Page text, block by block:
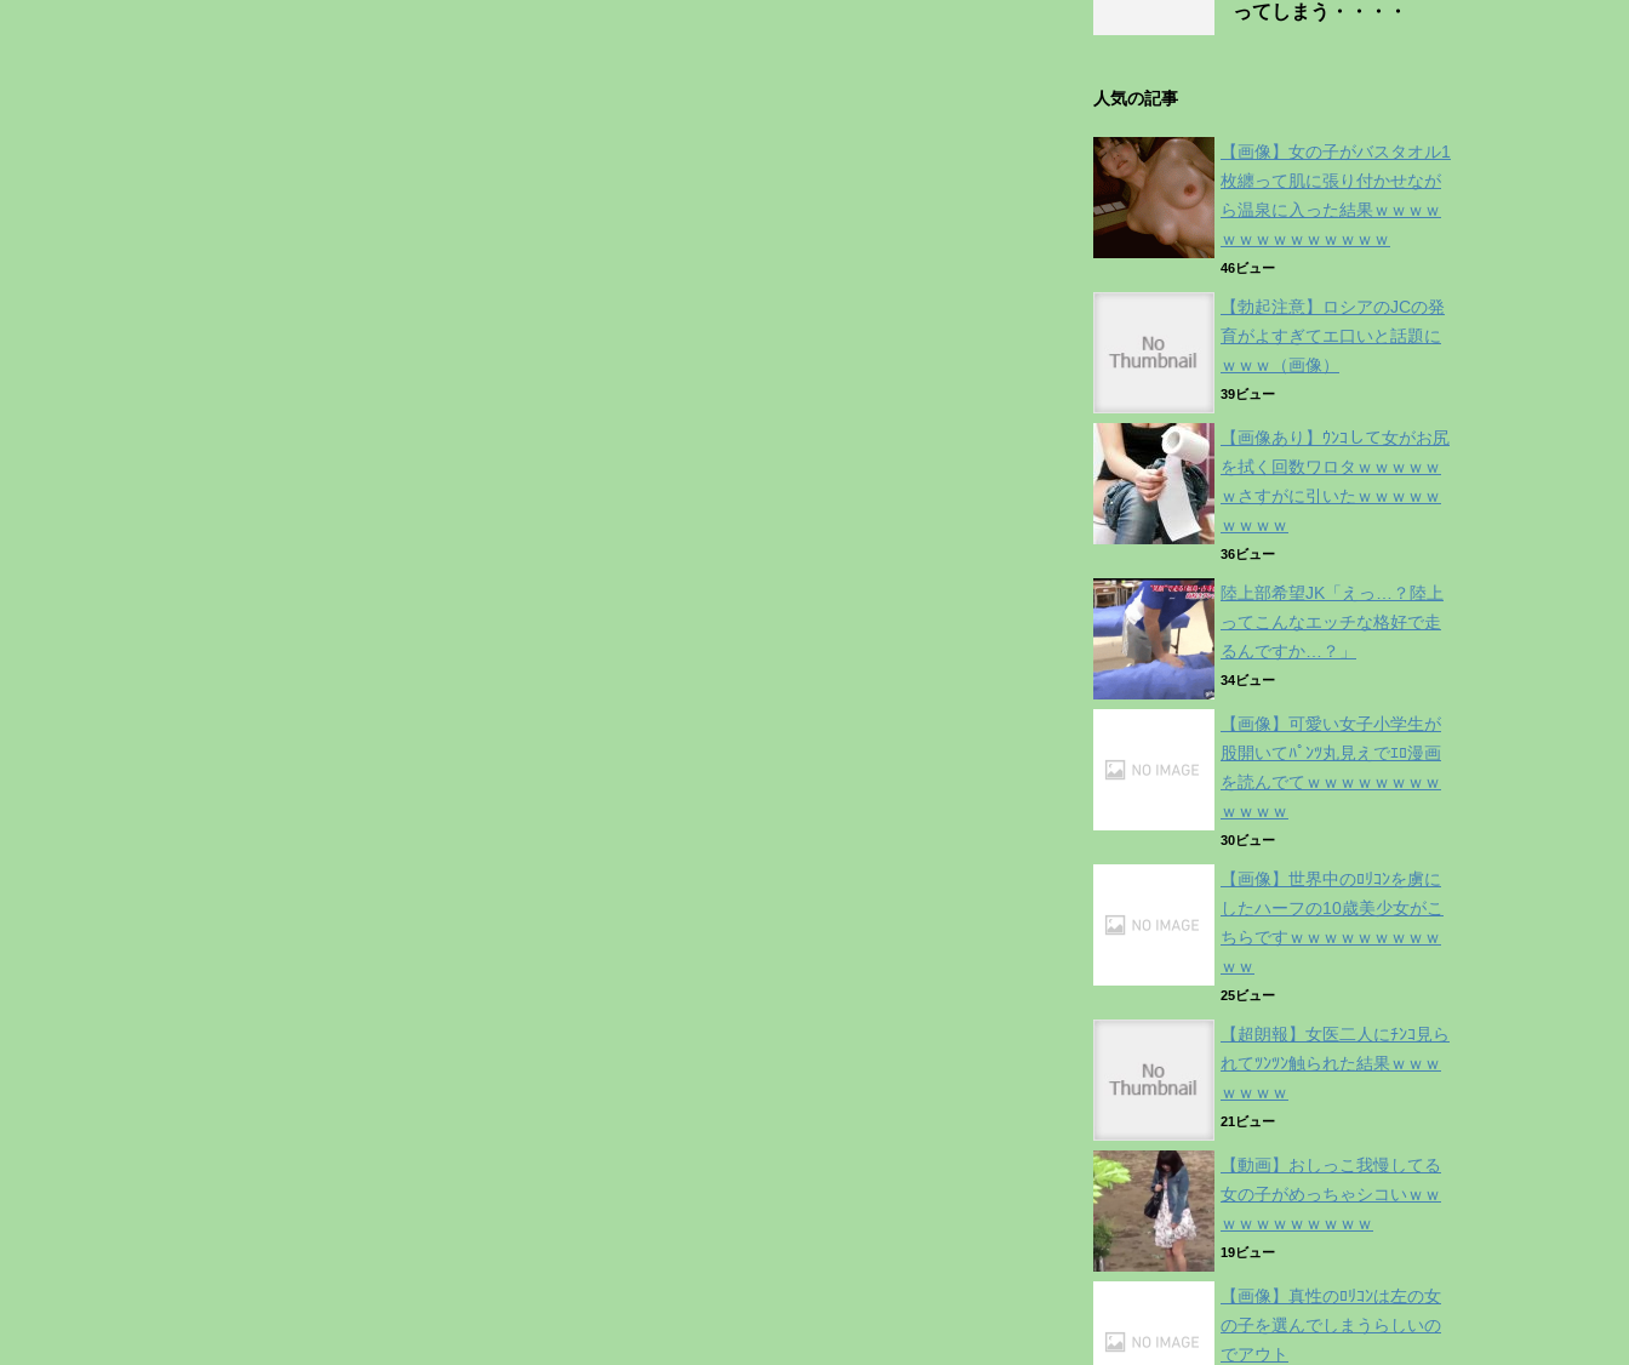
ってしまう・・・・
人気の記事
【画像】女の子がバスタオル1
枚纏って肌に張り付かせなが
ら温泉に入った結果ｗｗｗｗ
ｗｗｗｗｗｗｗｗｗｗ
46ビュー
【勃起注意】ロシアのJCの発
育がよすぎてエ口いと話題に
ｗｗｗ（画像）
39ビュー
【画像あり】ｳﾝｺして女がお尻
を拭く回数ワロタｗｗｗｗｗ
ｗさすがに引いたｗｗｗｗｗ
ｗｗｗｗ
36ビュー
陸上部希望JK「えっ…？陸上
ってこんなエッチな格好で走
るんですか…？」
34ビュー
【画像】可愛い女子小学生が
股開いてﾊﾟﾝﾂ丸見えでｴﾛ漫画
を読んでてｗｗｗｗｗｗｗｗ
ｗｗｗｗ
30ビュー
【画像】世界中のﾛﾘｺﾝを虜に
したハーフの10歳美少女がこ
ちらですｗｗｗｗｗｗｗｗｗ
ｗｗ
25ビュー
【超朗報】女医二人にﾁﾝｺ見ら
れてﾂﾝﾂﾝ触られた結果ｗｗｗ
ｗｗｗｗ
21ビュー
【動画】おしっこ我慢してる
女の子がめっちゃシコいｗｗ
ｗｗｗｗｗｗｗｗｗ
19ビュー
【画像】真性のﾛﾘｺﾝは左の女
の子を選んでしまうらしいの
でアウト